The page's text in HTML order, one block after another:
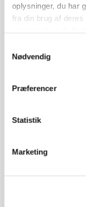
oplysninger, du har
fra din brug af
Nødvendig
Præferencer
Statistik
Marketing
POLITIK
POLITIK